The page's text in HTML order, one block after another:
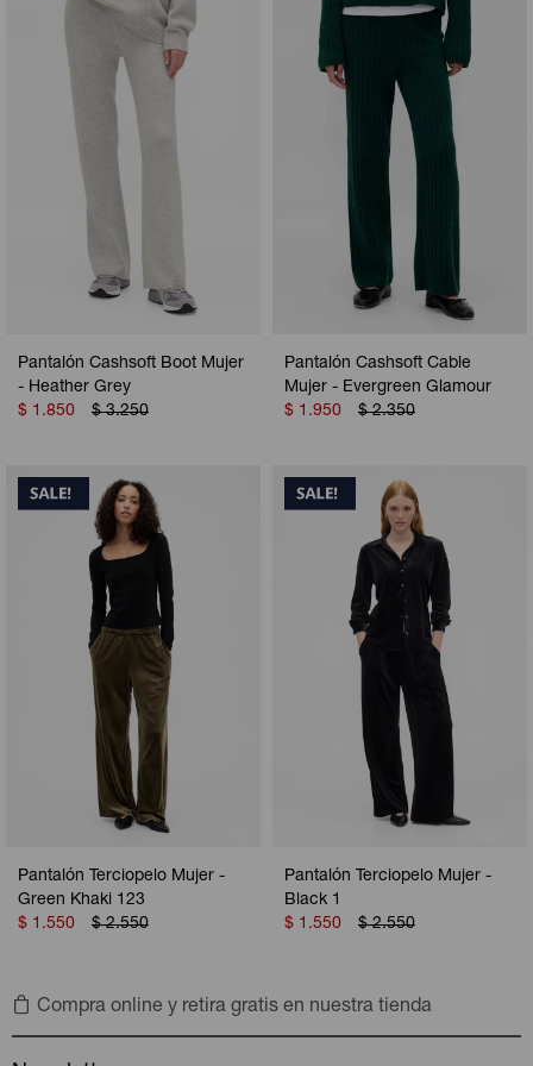
Pantalón Cashsoft Boot Mujer
- Heather Grey
$ 1.850 $ 3.250
Pantalón Cashsoft Cable
Mujer - Evergreen Glamour
$ 1.950 $ 2.350
Pantalón Terciopelo Mujer -
Green Khaki 123
$ 1.550 $ 2.550
Pantalón Terciopelo Mujer -
Black 1
$ 1.550 $ 2.550
Compra online y retira gratis en nuestra tienda
Musculosas
Shorts
Vestidos y polleras
Pijamas
Chalecos
Shorts
Ropa interior
Polos
Chalecos
Ropa interior
Pijamas
Sets